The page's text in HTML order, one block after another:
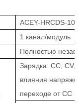
ACEY-HRCDS-
1 канал/модуль
Полностью
Зарядка: CC, CV,
влияния
переходе от CC к